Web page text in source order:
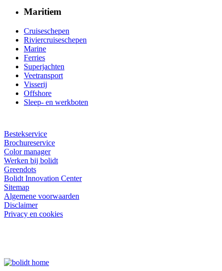
Maritiem
Cruiseschepen
Riviercruiseschepen
Marine
Ferries
Superjachten
Veetransport
Visserij
Offshore
Sleep- en werkboten
Bestekservice
Brochureservice
Color manager
Werken bij bolidt
Greendots
Bolidt Innovation Center
Sitemap
Algemene voorwaarden
Disclaimer
Privacy en cookies